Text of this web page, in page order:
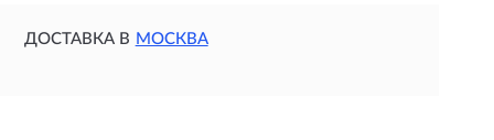
ДОСТАВКА В МОСКВА